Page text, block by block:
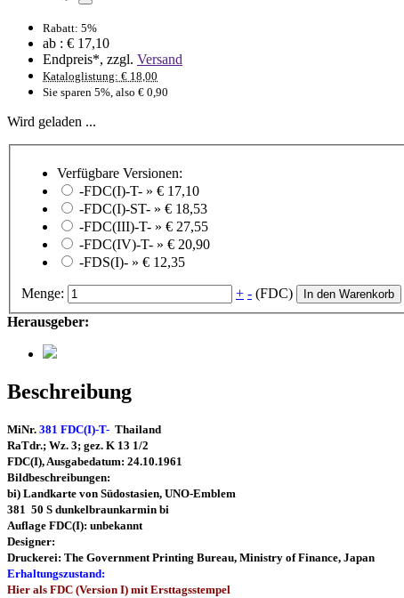
Rabatt: 5%
ab : € 17,10
Endpreis*, zzgl. Versand
Kataloglistung: € 18,00
Sie sparen 5%, also € 0,90
Wird geladen ...
Verfügbare Versionen:
-FDC(I)-T- » € 17,10
-FDC(I)-ST- » € 18,53
-FDC(III)-T- » € 27,55
-FDC(IV)-T- » € 20,90
-FDS(I)- » € 12,35
Menge: + - (FDC) In den Warenkorb
Herausgeber:
Beschreibung
MiNr. 381 FDC(I)-T- Thailand
RaTdr.; Wz. 3; gez. K 13 1/2
FDC(I), Ausgabedatum: 24.10.1961
Bildbeschreibungen:
bi) Landkarte von Südostasien, UNO-Emblem
381 50 S dunkelbraunkarmin bi
Auflage FDC(I): unbekannt
Designer:
Druckerei: The Government Printing Bureau, Ministry of Finance, Japan
Erhaltungszustand:
Hier als FDC (Version I) mit Ersttagsstempel